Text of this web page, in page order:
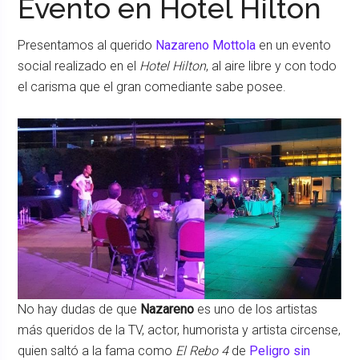
Evento en Hotel Hilton
Presentamos al querido Nazareno Mottola en un evento
social realizado en el Hotel Hilton, al aire libre y con todo
el carisma que el gran comediante sabe posee.
No hay dudas de que Nazareno es uno de los artistas
más queridos de la TV, actor, humorista y artista circense,
quien saltó a la fama como El Rebo 4de Peligro sin